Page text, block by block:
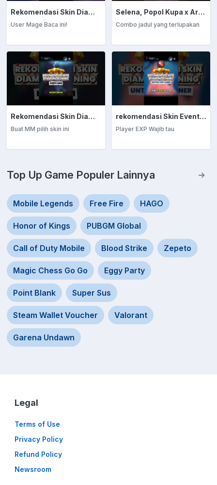
Rekomendasi Skin Diamond Kuning: Mage
User Mage Baca ini!
Selena, Popol Kupa x Arrival
Combo jadul yang terlupakan
Rekomendasi Skin Diamond Kuning: Marksman
Buat MM pilih skin ini
rekomendasi Skin Event Diamond Kuning: EXP Laner
Player EXP Wajib tau
Top Up Game Populer Lainnya
Mobile Legends Free Fire HAGO
Honor of Kings PUBGM Global
Call of Duty Mobile Blood Strike Zepeto
Magic Chess Go Go Eggy Party
Point Blank Super Sus
Steam Wallet Voucher Valorant
Garena Undawn
Legal
Terms of Use
Privacy Policy
Refund Policy
Newsroom